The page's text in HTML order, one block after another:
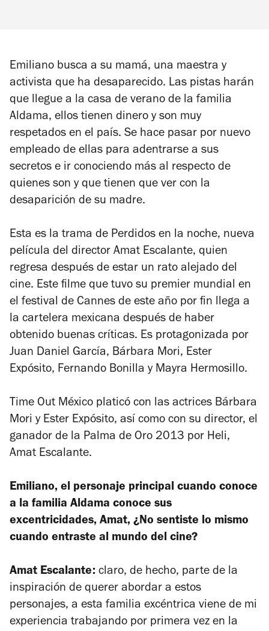
Emiliano busca a su mamá, una maestra y
activista que ha desaparecido. Las pistas harán
que llegue a la casa de verano de la familia
Aldama, ellos tienen dinero y son muy
respetados en el país. Se hace pasar por nuevo
empleado de ellas para adentrarse a sus
secretos e ir conociendo más al respecto de
quienes son y que tienen que ver con la
desaparición de su madre.
Esta es la trama de Perdidos en la noche, nueva
película del director Amat Escalante, quien
regresa después de estar un rato alejado del
cine. Este filme que tuvo su premier mundial en
el festival de Cannes de este año por fin llega a
la cartelera mexicana después de haber
obtenido buenas críticas. Es protagonizada por
Juan Daniel García, Bárbara Mori, Ester
Expósito, Fernando Bonilla y Mayra Hermosillo.
Time Out México platicó con las actrices Bárbara
Mori y Ester Expósito, así como con su director, el
ganador de la Palma de Oro 2013 por Heli,
Amat Escalante.
Emiliano, el personaje principal cuando conoce
a la familia Aldama conoce sus
excentricidades, Amat, ¿No sentiste lo mismo
cuando entraste al mundo del cine?
Amat Escalante: claro, de hecho, parte de la
inspiración de querer abordar a estos
personajes, a esta familia excéntrica viene de mi
experiencia trabajando por primera vez en la